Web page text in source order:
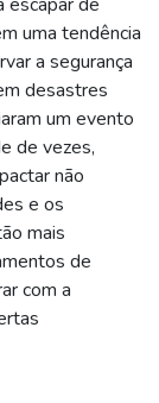
uma tendência
a segurança
desastres
um evento
de vezes,
não
e os
mais
de
com a